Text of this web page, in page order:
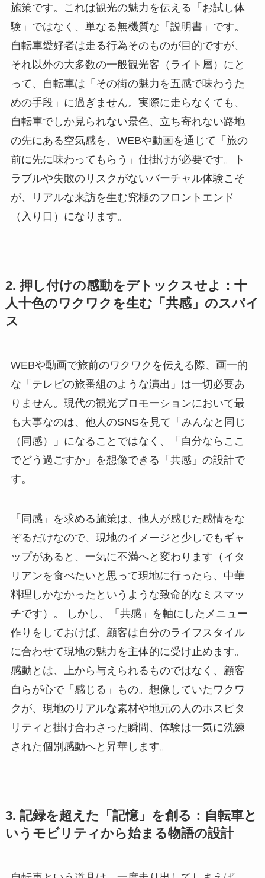
施策です。これは観光の魅力を伝える「お試し体
験」ではなく、単なる無機質な「説明書」です。
自転車愛好者は走る行為そのものが目的ですが、
それ以外の大多数の一般観光客（ライト層）にと
って、自転車は「その街の魅力を五感で味わうた
めの手段」に過ぎません。実際に走らなくても、
自転車でしか見られない景色、立ち寄れない路地
の先にある空気感を、WEBや動画を通じて「旅の
前に先に味わってもらう」仕掛けが必要です。ト
ラブルや失敗のリスクがないバーチャル体験こそ
が、リアルな来訪を生む究極のフロントエンド
（入り口）になります。
2. 押し付けの感動をデトックスせよ：十
人十色のワクワクを生む「共感」のスパイ
ス
WEBや動画で旅前のワクワクを伝える際、画一的
な「テレビの旅番組のような演出」は一切必要あ
りません。現代の観光プロモーションにおいて最
も大事なのは、他人のSNSを見て「みんなと同じ
（同感）」になることではなく、「自分ならここ
でどう過ごすか」を想像できる「共感」の設計で
す。
「同感」を求める施策は、他人が感じた感情をな
ぞるだけなので、現地のイメージと少しでもギャ
ップがあると、一気に不満へと変わります（イタ
リアンを食べたいと思って現地に行ったら、中華
料理しかなかったというような致命的なミスマッ
チです）。 しかし、「共感」を軸にしたメニュー
作りをしておけば、顧客は自分のライフスタイル
に合わせて現地の魅力を主体的に受け止めます。
感動とは、上から与えられるものではなく、顧客
自らが心で「感じる」もの。想像していたワクワ
クが、現地のリアルな素材や地元の人のホスピタ
リティと掛け合わさった瞬間、体験は一気に洗練
された個別感動へと昇華します。
3. 記録を超えた「記憶」を創る：自転車と
いうモビリティから始まる物語の設計